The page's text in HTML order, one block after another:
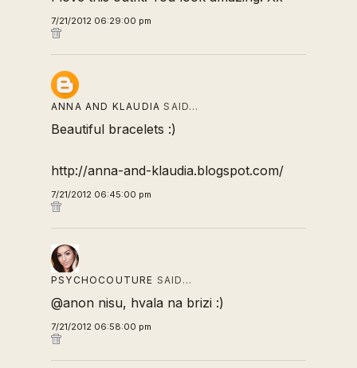
7/21/2012 06:29:00 pm
ANNA AND KLAUDIA SAID…
Beautiful bracelets :)
http://anna-and-klaudia.blogspot.com/
7/21/2012 06:45:00 pm
PSYCHOCOUTURE SAID…
@anon nisu, hvala na brizi :)
7/21/2012 06:58:00 pm